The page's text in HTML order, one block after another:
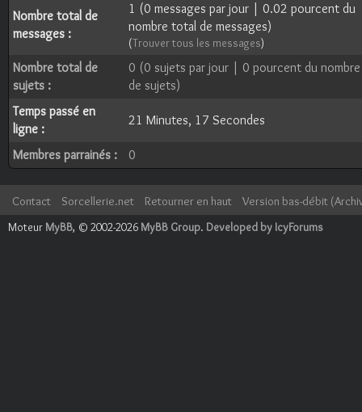
Nombre total de
messages :
1 (0 messages par jour | 0.02 pourcent du
nombre total de messages)
(Trouver tous les messages)
Nombre total de
sujets :
0 (0 sujets par jour | 0 pourcent du
de sujets)
Temps passé en
ligne :
21 Minutes, 17 Secondes
Membres parrainés : 0
Contact Sorcellerie.net Retourner en haut
Version bas-débit
Moteur MyBB, © 2002-2026 MyBB Group. Developed by IcyForums